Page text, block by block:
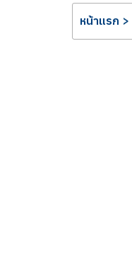
หน้าแรก >